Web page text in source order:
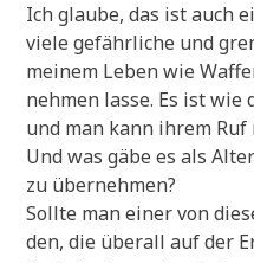
Ich glau­be, das ist auch
vie­le gefähr­li­che und
mei­nem Leben wie
neh­men las­se. Es ist wie
und man kann ihrem
Und was gäbe es als
zu übernehmen?
Soll­te man einer von
den, die über­all auf der